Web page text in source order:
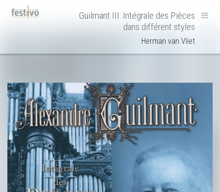
HoofdnavigatieGuilmant III: Intégrale des Pièces
dans différent styles
Herman van Vliet